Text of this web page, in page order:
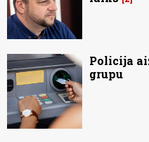
Policija
grupu